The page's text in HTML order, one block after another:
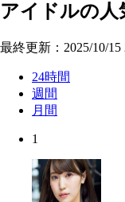
アイドルの
最終更新：2025/10/15
24時間
週間
月間
1